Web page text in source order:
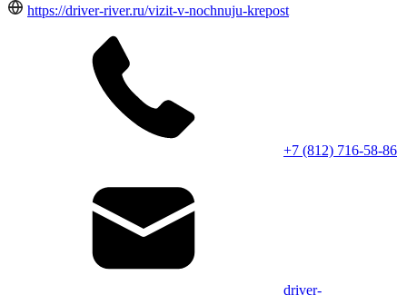
https://driver-river.ru/vizit-v-nochnuju-krepost
+7 (812) 716-58-86
driver-